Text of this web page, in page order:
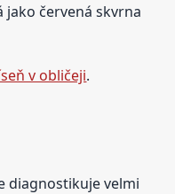
červená skvrna
v obličeji.
diagnostikuje velmi